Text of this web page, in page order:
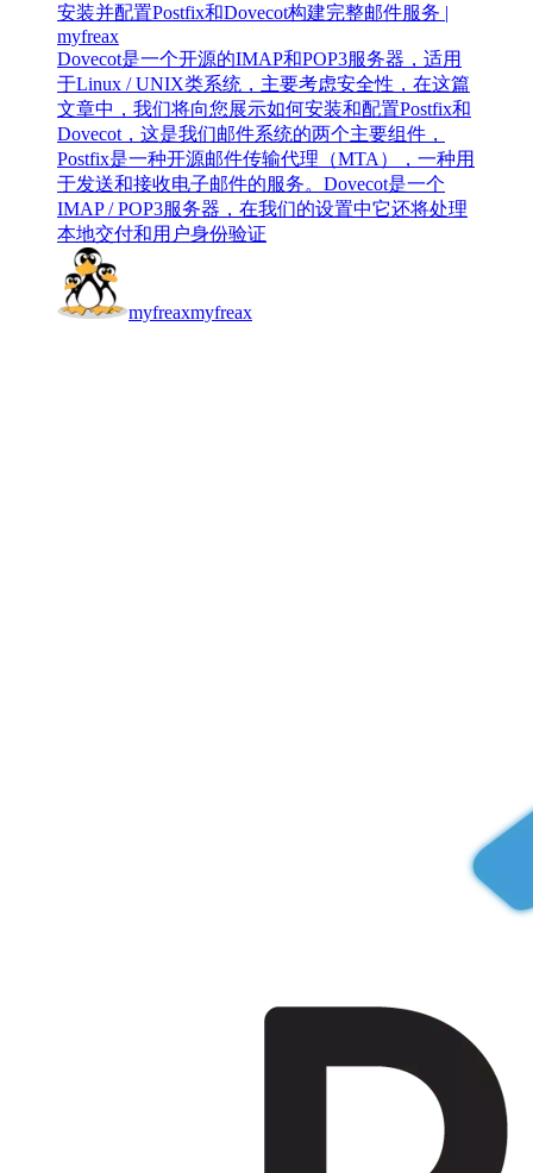
安装并配置Postfix和Dovecot构建完整邮件服务 |
myfreax
Dovecot是一个开源的IMAP和POP3服务器，适用
于Linux / UNIX类系统，主要考虑安全性，在这篇
文章中，我们将向您展示如何安装和配置Postfix和
Dovecot，这是我们邮件系统的两个主要组件，
Postfix是一种开源邮件传输代理（MTA），一种用
于发送和接收电子邮件的服务。Dovecot是一个
IMAP / POP3服务器，在我们的设置中它还将处理
本地交付和用户身份验证
myfreaxmyfreax